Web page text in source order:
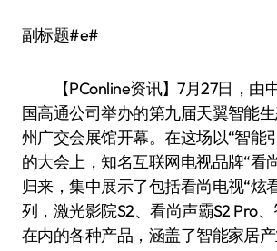
副标题#e#
【PConline资讯】7月27日，由
国高通公司举办的第九届天翼智能
州广交会展馆开幕。在这场以“智能
的大会上，知名互联网电视品牌“看
归来，集中展示了包括看尚电视“炫
列，激光影院S2、看尚声霸S2 Pro
在内的各种产品，涵盖了智能家居